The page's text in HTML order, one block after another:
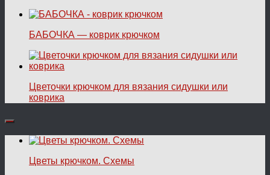
БАБОЧКА — коврик крючком
Цветочки крючком для вязания сидушки или
коврика
Цветы крючком. Схемы